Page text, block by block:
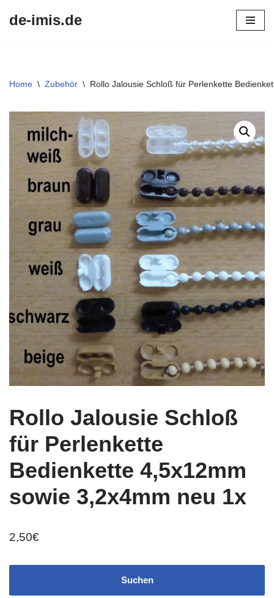
de-imis.de
Home \ Zubehör \ Rollo Jalousie Schloß für Perlenkette
Rollo Jalousie Schloß
für Perlenkette
Bedienkette 4,5x12mm
sowie 3,2x4mm neu 1x
2,50€
Suchen